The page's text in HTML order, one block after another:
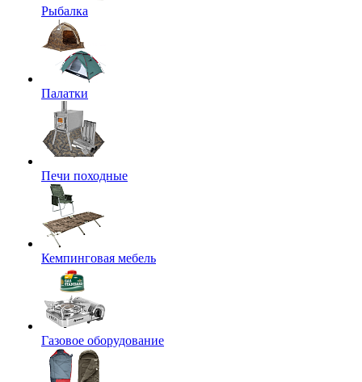
Рыбалка
Палатки
Печи походные
Кемпинговая мебель
Газовое оборудование